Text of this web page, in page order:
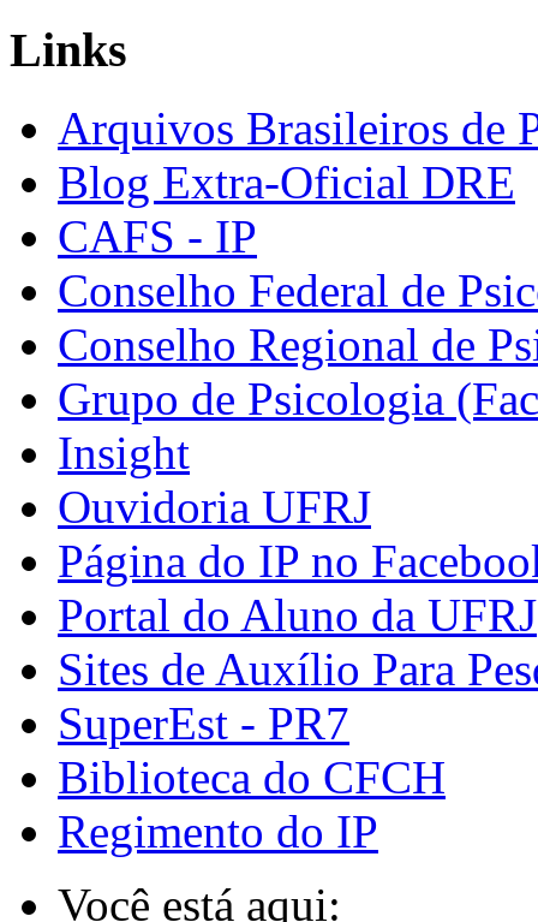
Links
Arquivos Brasileiros de
Blog Extra-Oficial DRE
CAFS - IP
Conselho Federal de
Conselho Regional de
Grupo de Psicologia
Insight
Ouvidoria UFRJ
Página do IP no
Portal do Aluno da UFRJ
Sites de Auxílio Para
SuperEst - PR7
Biblioteca do CFCH
Regimento do IP
Você está aqui: